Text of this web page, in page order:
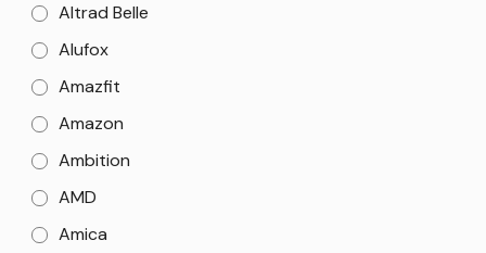
Altrad Belle
Alufox
Amazfit
Amazon
Ambition
AMD
Amica